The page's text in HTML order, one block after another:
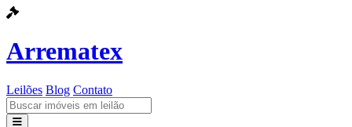
Arrematex
Leilões Blog Contato